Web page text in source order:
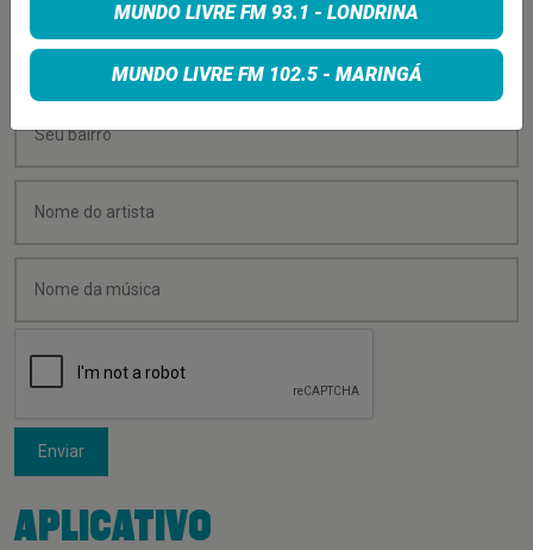
Enviar
APLICATIVO
MUNDO LIVRE FM 93.1 - LONDRINA
MUNDO LIVRE FM 102.5 - MARINGÁ